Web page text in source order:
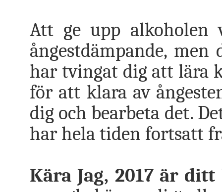
Att ge upp
ångestdämpande,
har tvingat dig att lära
för att klara av
dig och bearbeta det.
har hela tiden fortsatt
Kära Jag, 2017 är